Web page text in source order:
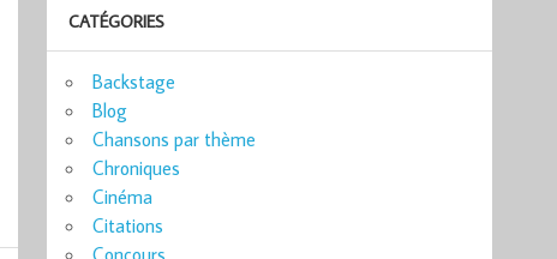
CATÉGORIES
Backstage
Blog
Chansons par thème
Chroniques
Cinéma
Citations